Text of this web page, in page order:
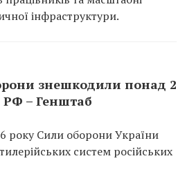
інфраструктури.
знешкодили понад 2
РФ – Генштаб
року Сили оборони України
систем російських